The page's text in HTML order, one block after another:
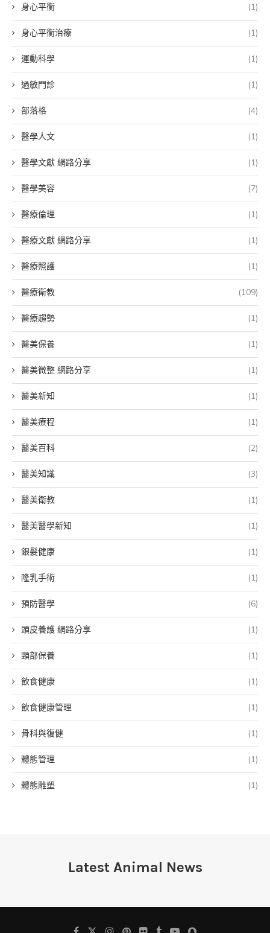
身心平衡 (1)
身心平衡治療 (1)
運動科學 (1)
過敏門診 (1)
部落格 (4)
醫學人文 (1)
醫學文獻 網路分享 (1)
醫學美容 (7)
醫療倫理 (1)
醫療文獻 網路分享 (1)
醫療照護 (1)
醫療衛教 (109)
醫療趨勢 (1)
醫美保養 (1)
醫美微整 網路分享 (1)
醫美新知 (1)
醫美療程 (1)
醫美百科 (2)
醫美知識 (3)
醫美衛教 (1)
醫美醫學新知 (1)
銀髮健康 (1)
隆乳手術 (1)
預防醫學 (6)
頭皮養護 網路分享 (1)
頸部保養 (1)
飲食健康 (1)
飲食健康管理 (1)
骨科與復健 (1)
體態管理 (1)
體態雕塑 (1)
Latest Animal News